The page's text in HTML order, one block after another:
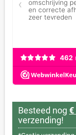
Besteed nog €
verzending!